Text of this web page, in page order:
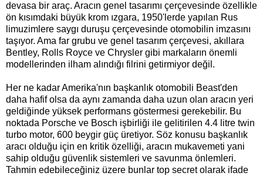
devasa bir araç. Aracın genel tasarımı çerçevesinde özellikle
ön kısımdaki büyük krom ızgara, 1950'lerde yapılan Rus
limuzimlere saygı duruşu çerçevesinde otomobilin imzasını
taşıyor. Ama far grubu ve genel tasarım çerçevesi, akıllara
Bentley, Rolls Royce ve Chrysler gibi markaların önemli
modellerinden ilham alındığı filrini getirmiyor değil.
Her ne kadar Amerika'nın başkanlık otomobili Beast'den
daha hafif olsa da aynı zamanda daha uzun olan aracın yeri
geldiğinde yüksek performans göstermesi gerekebilir. Bu
noktada Porsche ve Bosch işbirliği ile gelitirilen 4.4 litre twin
turbo motor, 600 beygir güç üretiyor. Söz konusu başkanlık
aracı olduğu için en kritik özelliği, aracın mukavemeti yani
sahip olduğu güvenlik sistemleri ve savunma önlemleri.
Tahmin edebileceğiniz üzere bunlar top secret olarak ifade